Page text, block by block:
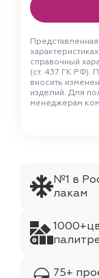
справочный
(ст. 437 ГК РФ).
вносить
изделий. Для
менеджерам
№1 в
лакам
75+